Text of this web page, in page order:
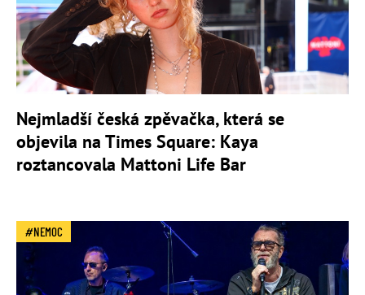
Nejmladší česká zpěvačka, která se
objevila na Times Square: Kaya
roztancovala Mattoni Life Bar
NEMOC